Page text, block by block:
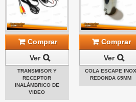
Comprar
Ver
TRANSMISOR Y
RECEPTOR
INALÁMBRICO DE
VIDEO
Comprar
Ver
COLA ESCAPE INOX
REDONDA 65MM